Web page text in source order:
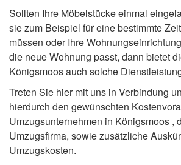
Sollten Ihre Möbelstücke einmal
sie zum Beispiel für eine bestimmte
müssen oder Ihre
die neue Wohnung passt, dann bietet
Königsmoos auch solche
Treten Sie hier mit uns in Verbindung
hierdurch den gewünschten
Umzugsunternehmen in Königsmoos ,
Umzugsfirma, sowie zusätzliche
Umzugskosten.